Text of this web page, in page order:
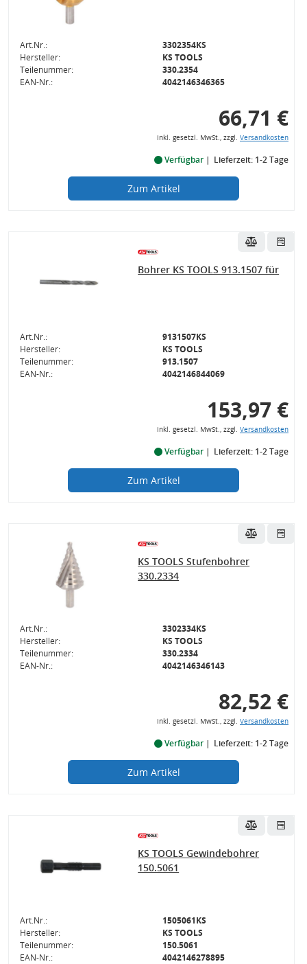
Art.Nr.:
3302354KS
Hersteller:
KS TOOLS
Teilenummer:
330.2354
EAN-Nr.:
4042146346365
66,71 €
inkl. gesetzl. MwSt., zzgl. Versandkosten
Verfügbar Lieferzeit: 1-2 Tage
Zum Artikel
Bohrer KS TOOLS 913.1507 für
Art.Nr.:
9131507KS
Hersteller:
KS TOOLS
Teilenummer:
913.1507
EAN-Nr.:
4042146844069
153,97 €
inkl. gesetzl. MwSt., zzgl. Versandkosten
Verfügbar Lieferzeit: 1-2 Tage
Zum Artikel
KS TOOLS Stufenbohrer
330.2334
Art.Nr.:
3302334KS
Hersteller:
KS TOOLS
Teilenummer:
330.2334
EAN-Nr.:
4042146346143
82,52 €
inkl. gesetzl. MwSt., zzgl. Versandkosten
Verfügbar Lieferzeit: 1-2 Tage
Zum Artikel
KS TOOLS Gewindebohrer
150.5061
Art.Nr.:
1505061KS
Hersteller:
KS TOOLS
Teilenummer:
150.5061
EAN-Nr.:
4042146278895